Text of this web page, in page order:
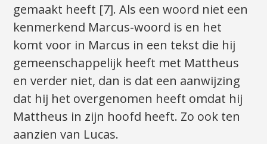
gemaakt heeft [7]. Als een woord niet een
kenmerkend Marcus-woord is en het
komt voor in Marcus in een tekst die hij
gemeenschappelijk heeft met Mattheus
en verder niet, dan is dat een aanwijzing
dat hij het overgenomen heeft omdat hij
Mattheus in zijn hoofd heeft. Zo ook ten
aanzien van Lucas.